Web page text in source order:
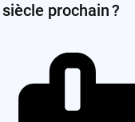
siècle prochain ?